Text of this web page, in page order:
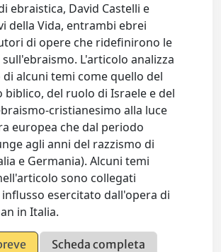
ebraistica, David Castelli e
della Vida, entrambi ebrei
di opere che ridefinirono le
L'articolo analizza
alcuni temi come quello del
del ruolo di Israele e del
cristianesimo alla luce
europea che dal periodo
agli anni del razzismo di
e Germania). Alcuni temi
sono collegati
esercitato dall'opera di
in Italia.
Scheda completa